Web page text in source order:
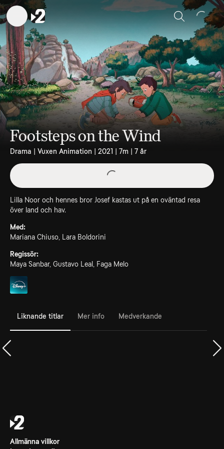
Sök
Footsteps on the Wind
Drama | Vuxen Animation | 2021 | 7m | 7 år
Lilla Noor och hennes bror Josef kastas ut på en oväntad resa
över land och hav.
Med:
Mariana Chiuso, Lara Boldorini
Regissör:
Maya Sanbar, Gustavo Leal, Faga Melo
Liknande titlar Mer info Medverkande
Allmänna villkor